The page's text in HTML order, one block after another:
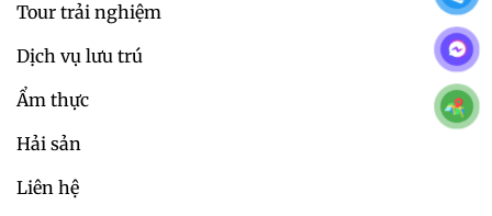
Tour trải nghiệm
Dịch vụ lưu trú
Ẩm thực
Hải sản
Liên hệ